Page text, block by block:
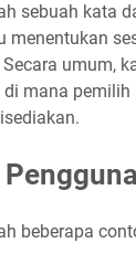
sebuah kata
menentukan
umum,
mana
beberapa